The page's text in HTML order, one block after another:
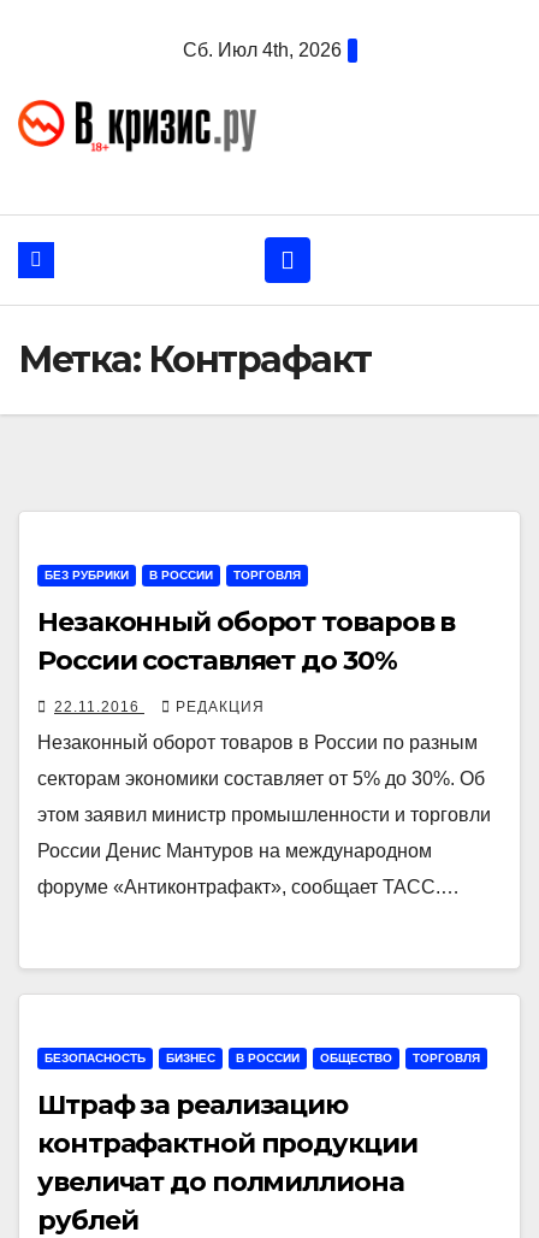
Сб. Июл 4th, 2026
Метка: Контрафакт
БЕЗ РУБРИКИ В РОССИИ ТОРГОВЛЯ
Незаконный оборот товаров в
России составляет до 30%
22.11.2016 РЕДАКЦИЯ
Незаконный оборот товаров в России по разным
секторам экономики составляет от 5% до 30%. Об
этом заявил министр промышленности и торговли
России Денис Мантуров на международном
форуме «Антиконтрафакт», сообщает ТАСС.…
БЕЗОПАСНОСТЬ БИЗНЕС В РОССИИ ОБЩЕСТВО ТОРГОВЛЯ
Штраф за реализацию
контрафактной продукции
увеличат до полмиллиона
рублей